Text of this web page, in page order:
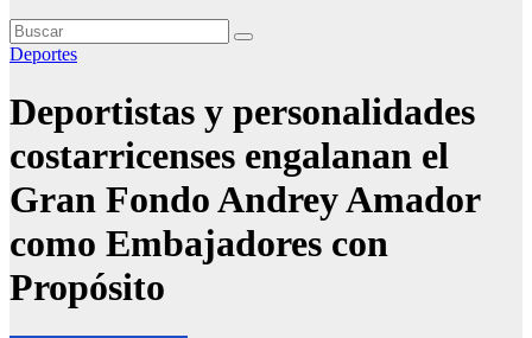
Deportes
Deportistas y personalidades
costarricenses engalanan el
Gran Fondo Andrey Amador
como Embajadores con
Propósito